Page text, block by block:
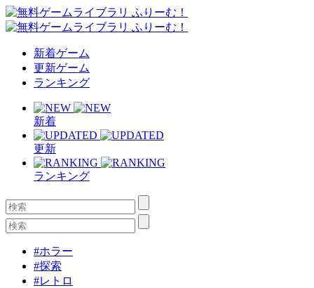
新着ゲーム
更新ゲーム
ランキング
新着
更新
ランキング
#ホラー
#探索
#レトロ